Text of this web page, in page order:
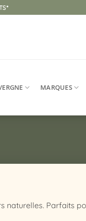
MARQUES
naturelles. Parfaits